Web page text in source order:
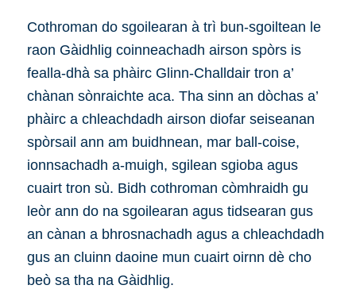
Cothroman do sgoilearan à trì bun-sgoiltean le
raon Gàidhlig coinneachadh airson spòrs is
fealla-dhà sa phàirc Glinn-Challdair tron a’
chànan sònraichte aca. Tha sinn an dòchas a’
phàirc a chleachdadh airson diofar seiseanan
spòrsail ann am buidhnean, mar ball-coise,
ionnsachadh a-muigh, sgilean sgioba agus
cuairt tron sù. Bidh cothroman còmhraidh gu
leòr ann do na sgoilearan agus tidsearan gus
an cànan a bhrosnachadh agus a chleachdadh
gus an cluinn daoine mun cuairt oirnn dè cho
beò sa tha na Gàidhlig.